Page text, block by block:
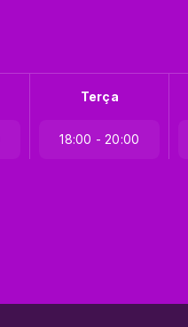
Terça
18:00 - 20:00